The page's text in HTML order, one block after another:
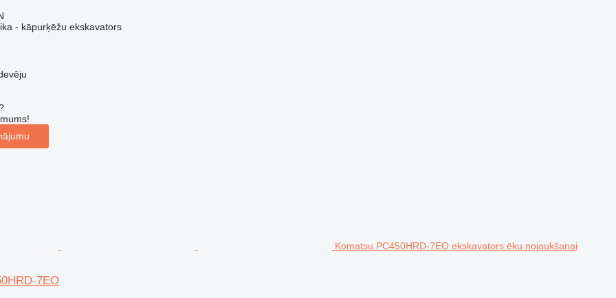
- kāpurķēžu ekskavators
Komatsu PC450HRD-7EO ekskavators ēku nojaukšanai
7EO